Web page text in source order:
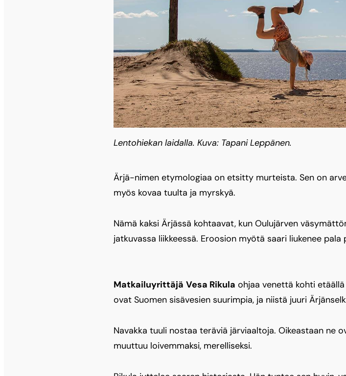
Lentohiekan laidalla. Kuva: Tapani Leppänen.
Ärjä-nimen etymologiaa on etsitty murteista. Sen on
myös kovaa tuulta ja myrskyä.
Nämä kaksi Ärjässä kohtaavat, kun Oulujärven
jatkuvassa liikkeessä. Eroosion myötä saari liukenee pala
Matkailuyrittäjä Vesa Rikula ohjaa venettä kohti
ovat Suomen sisävesien suurimpia, ja niistä juuri
Navakka tuuli nostaa teräviä järviaaltoja. Oikeastaan ne
muuttuu loivemmaksi, merelliseksi.